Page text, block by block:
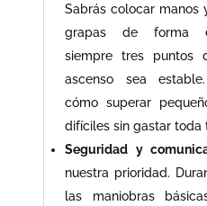
Sabrás colocar manos
grapas de forma
siempre tres puntos
ascenso sea
cómo superar
difíciles sin gastar toda
Seguridad y
nuestra prioridad.
las maniobras